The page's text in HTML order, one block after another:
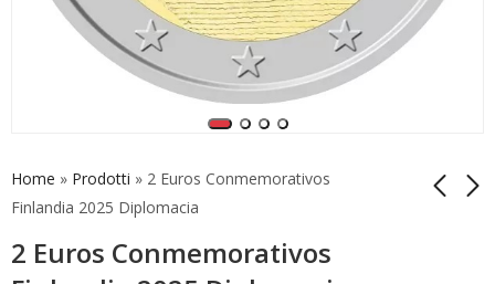
Home » Prodotti » 2 Euros Conmemorativos
Finlandia 2025 Diplomacia
2 Euros ConmemorativosCoincard Finlandia